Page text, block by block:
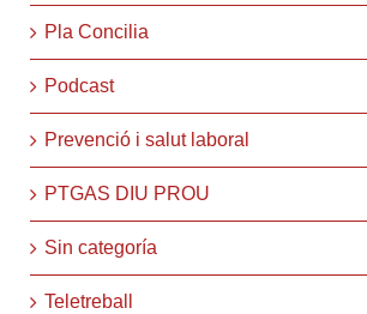
Pla Concilia
Podcast
Prevenció i salut laboral
PTGAS DIU PROU
Sin categoría
Teletreball